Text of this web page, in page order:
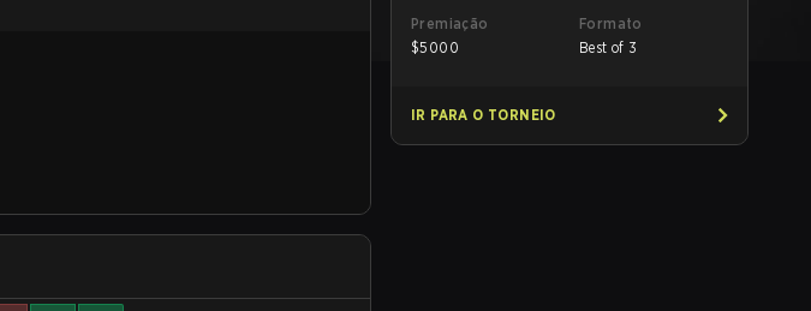
Premiação
$5000
Formato
Best of 3
IR PARA O TORNEIO